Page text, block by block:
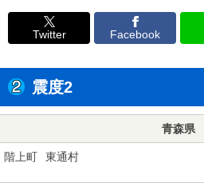
Twitter Facebook
震度2
青森県
階上町 東通村